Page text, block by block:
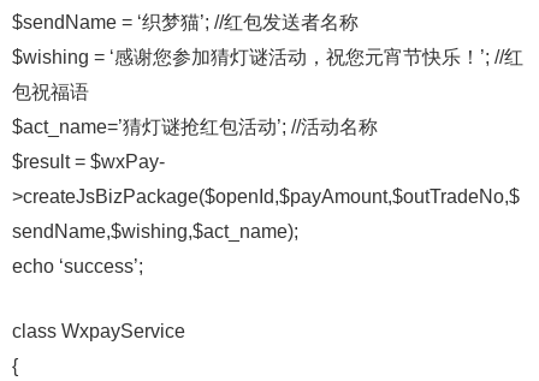
$sendName = ‘织梦猫’; //红包发送者名称
$wishing = ‘感谢您参加猜灯谜活动，祝您元宵节快乐！’; //红
包祝福语
$act_name=’猜灯谜抢红包活动’; //活动名称
$result = $wxPay-
>createJsBizPackage($openId,$payAmount,$outTradeNo,$
sendName,$wishing,$act_name);
echo ‘success’;
class WxpayService
{